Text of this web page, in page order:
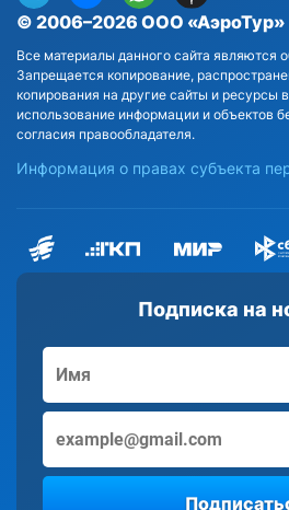
Подписка на
© 2006–2026 ООО «АэроТур»
Все материалы данного сайта являются
Запрещается копирование,
копирования на другие сайты и ресурсы
использование информации и объектов
согласия правообладателя.
Информация о правах субъекта